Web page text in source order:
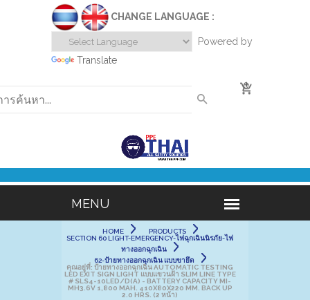
CHANGE LANGUAGE :
Powered by
Translate
0
HOME
PRODUCTS
SECTION 60 LIGHT-EMERGENCY-ไฟฉุกเฉินนิรภัย-ไฟ
ทางออกฉุกเฉิน
62-ป้ายทางออกฉุกเฉิน แบบขายึด
คุณอยู่ที่: ป้ายทางออกฉุกเฉิน AUTOMATIC TESTING
LED EXIT SIGN LIGHT แบบแขวนฝ้า SLIM LINE TYPE
# SLS4-10LED/D(A) - BATTERY CAPACITY MI-
MH3.6V 1,800 MAH. 410X80X220 MM. BACK UP
2.0 HRS. (2 หน้า)